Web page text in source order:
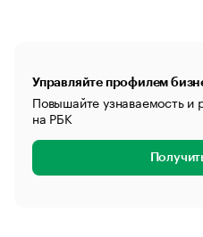
Управляйте профилем
Повышайте узнаваемость и
на РБК